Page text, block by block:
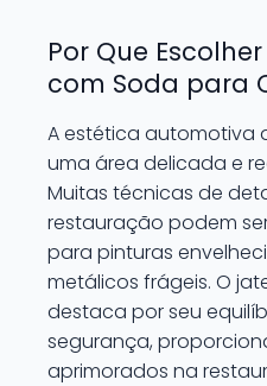
Por Que
com Soda para
A estética automotiva
uma área delicada e
Muitas técnicas de
restauração podem
para pinturas
metálicos frágeis. O
destaca por seu
segurança,
aprimorados na